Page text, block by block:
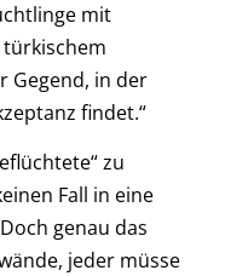
mit
Gegend, in der
findet.“
zu
Fall in eine
genau das
jeder müsse